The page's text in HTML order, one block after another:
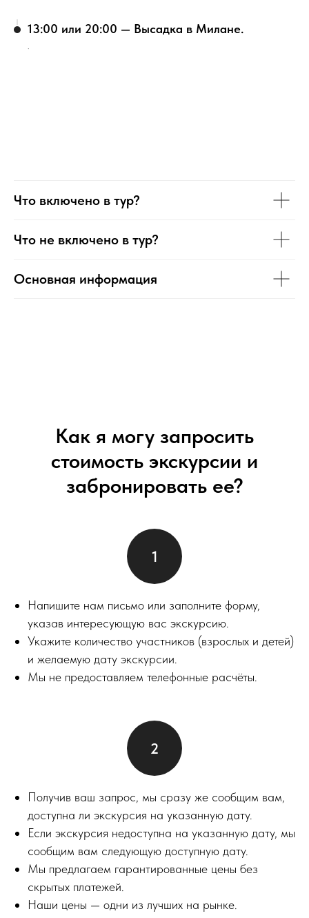
13:00 или 20:00 — Высадка в Милане.
.
Что включено в тур?
Что не включено в тур?
Основная информация
Как я могу запросить
стоимость экскурсии и
забронировать ее?
Напишите нам письмо или заполните форму,
указав интересующую вас экскурсию.
Укажите количество участников (взрослых и детей)
и желаемую дату экскурсии.
Мы не предоставляем телефонные расчёты.
Получив ваш запрос, мы сразу же сообщим вам,
доступна ли экскурсия на указанную дату.
Если экскурсия недоступна на указанную дату, мы
сообщим вам следующую доступную дату.
Мы предлагаем гарантированные цены без
скрытых платежей.
Наши цены — одни из лучших на рынке.